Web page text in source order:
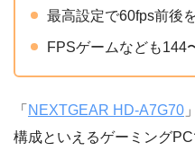
最高設定で60fps前後
FPSゲームなども144
「 NEXTGEAR HD-A7G70
構成といえるゲーミングPC